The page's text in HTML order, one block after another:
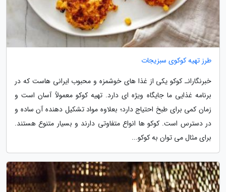
طرز تهیه کوکوی سبزیجات
خبرنگارانـ کوکو یکی از غذا های خوشمزه و محبوب ایرانی هاست که در
برنامه غذایی ما جایگاه ویژه ای دارد. تهیه کوکو معمولاً آسان است و
زمان کمی برای طبخ احتیاج دارد؛ بعلاوه مواد تشکیل دهنده آن ساده و
در دسترس است. کوکو ها انواع متفاوتی دارند و بسیار متنوع هستند.
برای مثال می توان به کوکو...